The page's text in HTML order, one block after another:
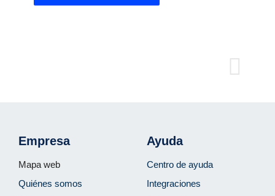
Empresa
Mapa web
Quiénes somos
Ayuda
Centro de ayuda
Integraciones